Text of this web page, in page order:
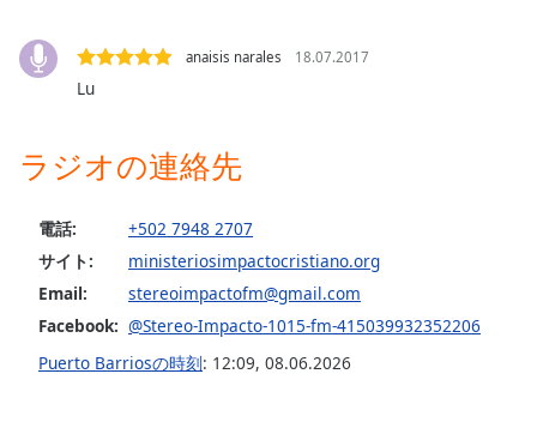
cancel
and
window.
Color
Opacity
anaisis narales 18.07.2017
Lu
ラジオの連絡先
電話:
+502 7948 2707
サイト:
ministeriosimpactocristiano.org
Email:
stereoimpactofm@gmail.com
Facebook: @Stereo-Impacto-1015-fm-415039932352206
Puerto Barriosの時刻: 12:09, 08.06.2026